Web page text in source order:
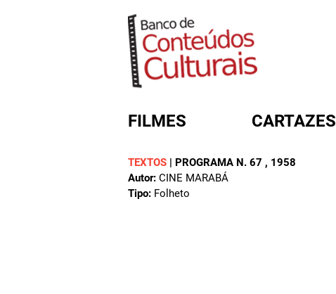
FILMES CARTAZES
TEXTOS | PROGRAMA N. 67 , 1958
Autor: CINE MARABÁ
Tipo: Folheto
FORMULÁRIO DE BUSCA